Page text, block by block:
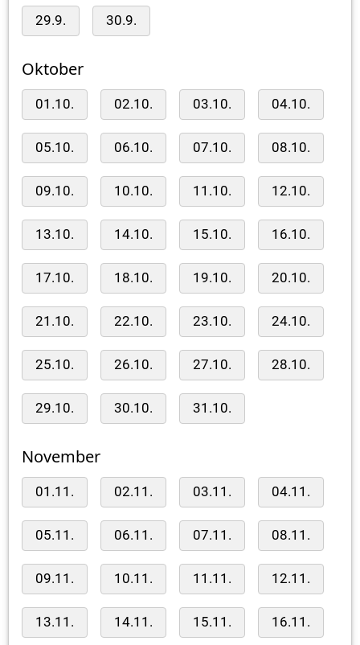
29.9. 30.9.
Oktober
01.10. 02.10. 03.10. 04.10.
05.10. 06.10. 07.10. 08.10.
09.10. 10.10. 11.10. 12.10.
13.10. 14.10. 15.10. 16.10.
17.10. 18.10. 19.10. 20.10.
21.10. 22.10. 23.10. 24.10.
25.10. 26.10. 27.10. 28.10.
29.10. 30.10. 31.10.
November
01.11. 02.11. 03.11. 04.11.
05.11. 06.11. 07.11. 08.11.
09.11. 10.11. 11.11. 12.11.
13.11. 14.11. 15.11. 16.11.